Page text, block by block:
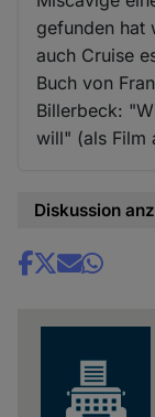
gefunden hat
auch Cruise
Buch von
Billerbeck:
will" (als Film
Diskussion
Share